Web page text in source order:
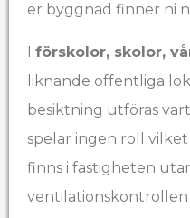
er byggnad finner ni
I förskolor, skolor,
liknande offentliga
besiktning utföras
spelar ingen roll
finns i fastigheten